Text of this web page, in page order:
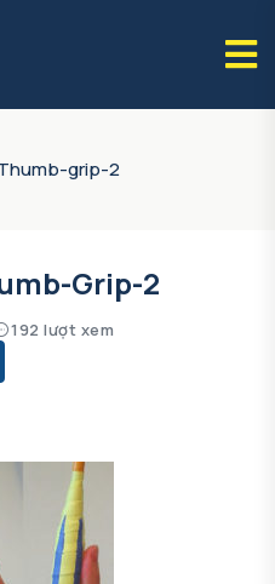
grip-2
Grip-2
192 lượt xem